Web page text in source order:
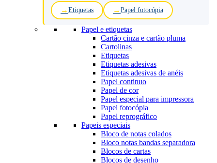
Etiquetas Papel fotocópia
Papel e etiquetas
Cartão cinza e cartão pluma
Cartolinas
Etiquetas
Etiquetas adesivas
Etiquetas adesivas de anéis
Papel continuo
Papel de cor
Papel especial para impressora
Papel fotocópia
Papel reprográfico
Papeis especiais
Bloco de notas colados
Bloco notas bandas separadora
Blocos de cartas
Blocos de desenho